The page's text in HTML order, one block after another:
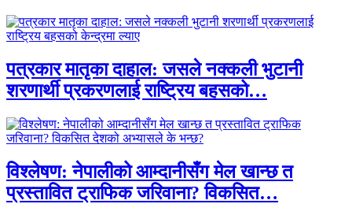
पत्रकार मातृका दाहाल: जसले नक्कली भुटानी
शरणार्थी प्रकरणलाई राष्ट्रिय बहसको…
विश्लेषण: नेपालीको आम्दानीसँग मेल खान्छ त
प्रस्तावित ट्राफिक जरिवाना? विकसित…